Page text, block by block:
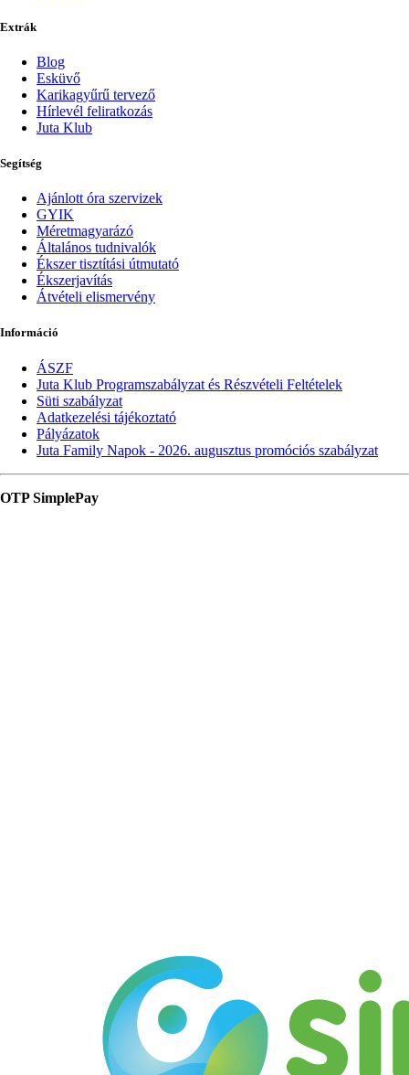
Extrák
Blog
Esküvő
Karikagyűrű tervező
Hírlevél feliratkozás
Juta Klub
Segítség
Ajánlott óra szervizek
GYIK
Méretmagyarázó
Általános tudnivalók
Ékszer tisztítási útmutató
Ékszerjavítás
Átvételi elismervény
Információ
ÁSZF
Juta Klub Programszabályzat és Részvételi Feltételek
Süti szabályzat
Adatkezelési tájékoztató
Pályázatok
Juta Family Napok - 2026. augusztus promóciós szabályzat
OTP SimplePay